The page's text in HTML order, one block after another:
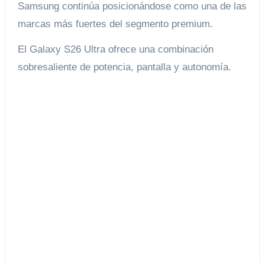
Samsung continúa posicionándose como una de las
marcas más fuertes del segmento premium.
El Galaxy S26 Ultra ofrece una combinación
sobresaliente de potencia, pantalla y autonomía.